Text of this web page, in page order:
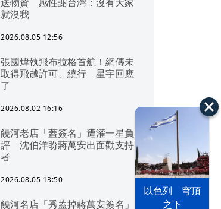
以色列 穹頂
之下
就沒我
2026.08.05 12:56
張國煒執飛布拉格首航！網傳未
取得飛越許可、繞行 星宇回應
了
2026.08.02 16:16
饒河老店「蓋簽名」遭灌一星負
評 沈伯洋盼蔣萬安出面勸支持
者
2026.08.05 13:50
饒河名店「秀蓋掉蔣萬安簽名」